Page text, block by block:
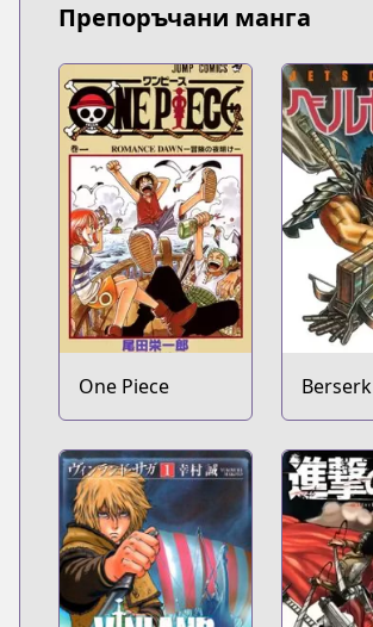
Препоръчани манга
One Piece Berserk